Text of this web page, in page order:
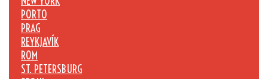
PORTO
PRAG
REYKJAVÍK
ROM
ST. PETERSBURG